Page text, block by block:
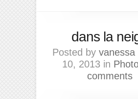
dans la
Posted by vanessa
10, 2013 in
comments